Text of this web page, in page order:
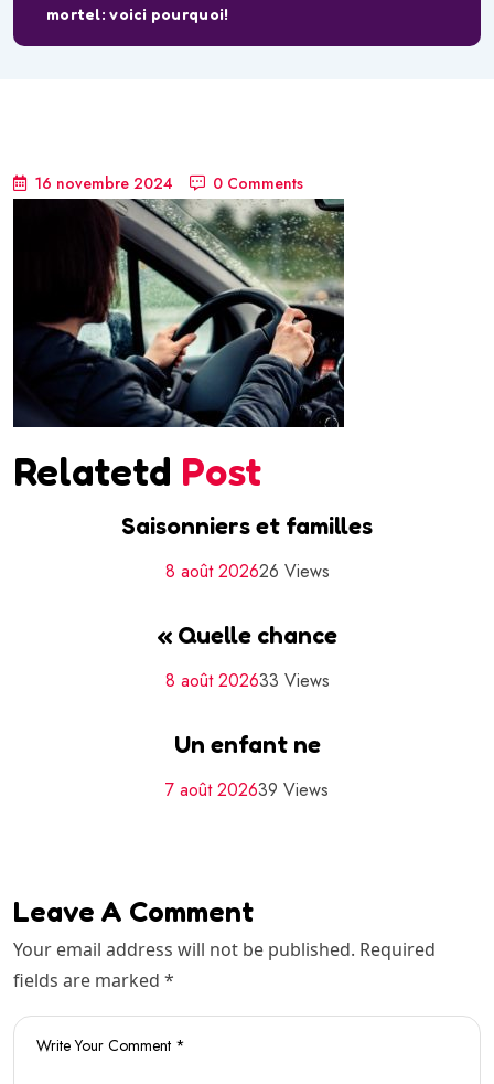
mortel: voici pourquoi!
16 novembre 2024 0 Comments
Relatetd Post
Saisonniers et familles
8 août 202626 Views
« Quelle chance
8 août 202633 Views
Un enfant ne
7 août 202639 Views
Leave A Comment
Your email address will not be published. Required
fields are marked *